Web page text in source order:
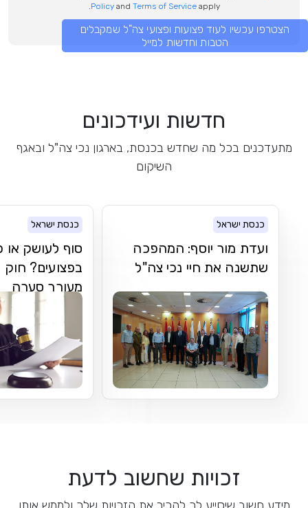
Policyand Terms of Serviceapply.
הצטרפו עכשיו לעוד פצועות ופצועי צה"ל שמקבלים
הטבות וחדשות למייל
חדשות ועידכונים
מתעדכנים בכל מה שחדש בכנסת, בארגון נכי צה"ל ובאגף
השיקום
כנסת ישראל
ועדת מור יוסף: המהפכה
שתשנה את חיי נכי צה"ל
כנסת ישראל
סוף לעושק או
בפצועים?
מעורר סערה
זכויות שחשוב לדעת